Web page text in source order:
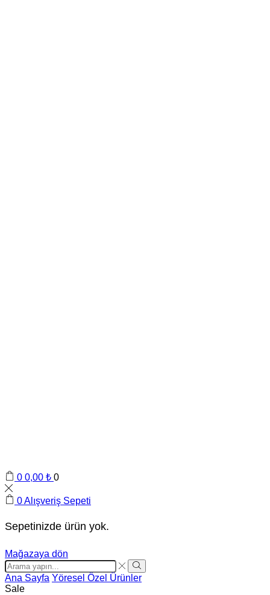
0 0,00 ₺ 0
0Alışveriş Sepeti
Sepetinizde ürün yok.
Mağazaya dön
Search
input
Search
Ana Sayfa Yöresel Özel Ürünler
Sale